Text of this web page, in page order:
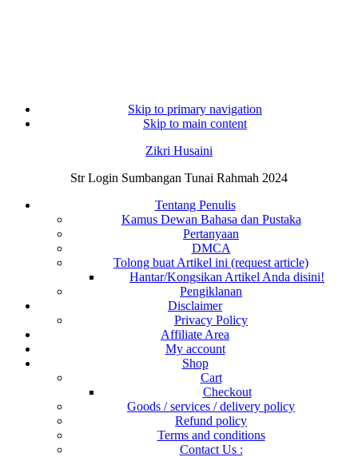
Skip to primary navigation
Skip to main content
Zikri Husaini
Str Login Sumbangan Tunai Rahmah 2024
Tentang Penulis
Kamus Dewan Bahasa dan Pustaka
Pertanyaan
DMCA
Tolong buat Artikel ini (request article)
Hantar/Kongsikan Artikel Anda disini!
Pengiklanan
Disclaimer
Privacy Policy
Affiliate Area
My account
Shop
Cart
Checkout
Goods / services / delivery policy
Refund policy
Terms and conditions
Contact Us :